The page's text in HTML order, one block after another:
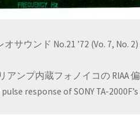
サウンド No.21 ’72 (Vo. 7,
リアンプ内蔵フォノイコの RIAA
response of SONY TA-